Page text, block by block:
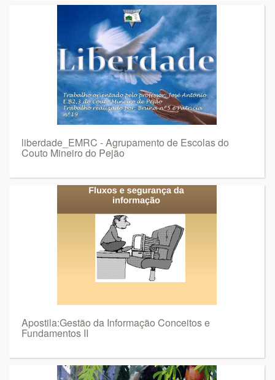
liberdade_EMRC - Agrupamento de Escolas do
Couto Mineiro do Pejão
Apostila:Gestão da Informação Conceitos e
Fundamentos II